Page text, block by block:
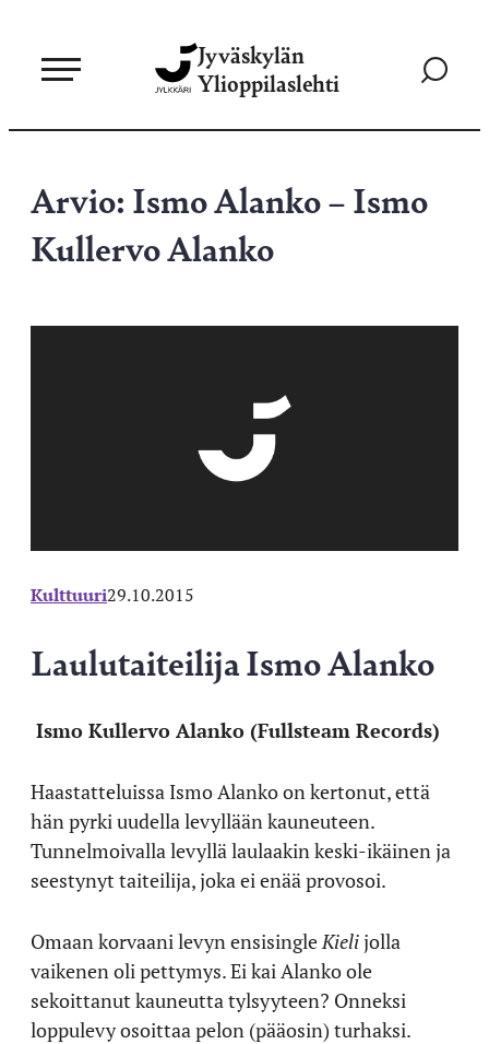
sisältöön
Jyväskylän
Ylioppilaslehti
Siirry
Arvio: Ismo Alanko – Ismo
Kullervo Alanko
Kulttuuri29.10.2015
Laulutaiteilija Ismo Alanko
Ismo Kullervo Alanko (Fullsteam Records)
Haastatteluissa Ismo Alanko on kertonut, että
hän pyrki uudella levyllään kauneuteen.
Tunnelmoivalla levyllä laulaakin keski-ikäinen ja
seestynyt taiteilija, joka ei enää provosoi.
Omaan korvaani levyn ensisingle Kielijolla
vaikenen oli pettymys. Ei kai Alanko ole
sekoittanut kauneutta tylsyyteen? Onneksi
loppulevy osoittaa pelon (pääosin) turhaksi.